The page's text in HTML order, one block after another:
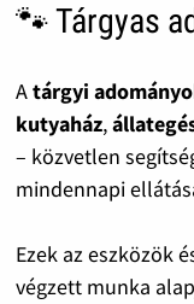
🐾 Tárgyas
Atárgyi
kutyaház,
– közvetlen
mindennapi
Ezek az eszközök
végzett munka